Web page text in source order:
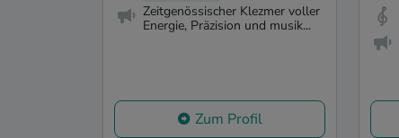
Zeitgenössischer Klezmer voller
Energie, Präzision und musik...
Zum Profil